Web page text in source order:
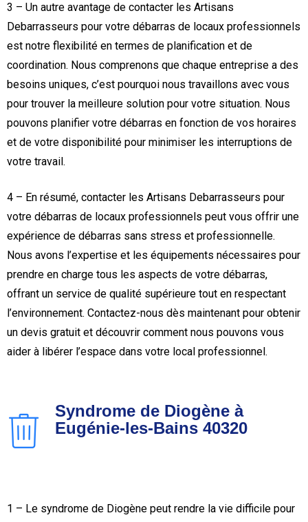
3 – Un autre avantage de contacter les Artisans
Debarrasseurs pour votre débarras de locaux professionnels
est notre flexibilité en termes de planification et de
coordination. Nous comprenons que chaque entreprise a des
besoins uniques, c’est pourquoi nous travaillons avec vous
pour trouver la meilleure solution pour votre situation. Nous
pouvons planifier votre débarras en fonction de vos horaires
et de votre disponibilité pour minimiser les interruptions de
votre travail.
4 – En résumé, contacter les Artisans Debarrasseurs pour
votre débarras de locaux professionnels peut vous offrir une
expérience de débarras sans stress et professionnelle.
Nous avons l’expertise et les équipements nécessaires pour
prendre en charge tous les aspects de votre débarras,
offrant un service de qualité supérieure tout en respectant
l’environnement. Contactez-nous dès maintenant pour obtenir
un devis gratuit et découvrir comment nous pouvons vous
aider à libérer l’espace dans votre local professionnel.
Syndrome de Diogène à
Eugénie-les-Bains 40320
1 – Le syndrome de Diogène peut rendre la vie difficile pour